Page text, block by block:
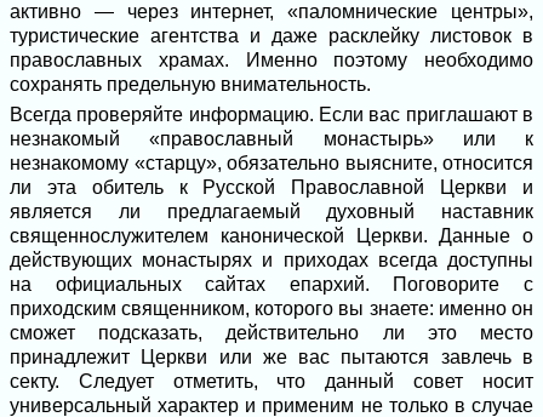
активно — через интернет, «паломнические центры»,
туристические агентства и даже расклейку листовок в
православных храмах. Именно поэтому необходимо
сохранять предельную внимательность.
Всегда проверяйте информацию. Если вас приглашают в
незнакомый «православный монастырь» или к
незнакомому «старцу», обязательно выясните, относится
ли эта обитель к Русской Православной Церкви и
является ли предлагаемый духовный наставник
священнослужителем канонической Церкви. Данные о
действующих монастырях и приходах всегда доступны
на официальных сайтах епархий. Поговорите с
приходским священником, которого вы знаете: именно он
сможет подсказать, действительно ли это место
принадлежит Церкви или же вас пытаются завлечь в
секту. Следует отметить, что данный совет носит
универсальный характер и применим не только в случае